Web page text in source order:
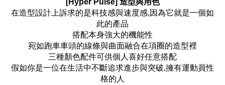
[Hyper Pulse] 造型與用色
在造型設計上訴求的是科技感與速度感,因為它就是一個如
此的產品
搭配本身強大的機能性
宛如跑車車頭的線條與曲面融合在項圈的造型裡
三種顏色配件可供個人喜好任意搭配
假如你是一位在生活中不斷追求進步與突破,擁有運動員性
格的人